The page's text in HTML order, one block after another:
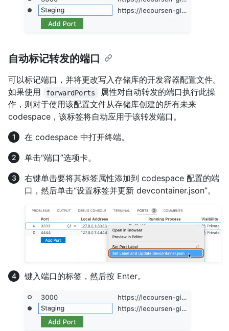
自动标记转发的端口
可以标记端口，并将更改写入存储库的开发容器配置文件。
如果使用
forwardPorts
属性对自动转发的端口执行此操
作，则对于使用该配置文件从存储库创建的所有未来
codespace，该标签将自动应用于该转发端口。
在 codespace 中打开终端。
单击“端口”选项卡。
右键单击要将其标签属性添加到 codespace 配置的端
口，然后单击“设置标签并更新 devcontainer.json”。
键入端口的标签，然后按 Enter。